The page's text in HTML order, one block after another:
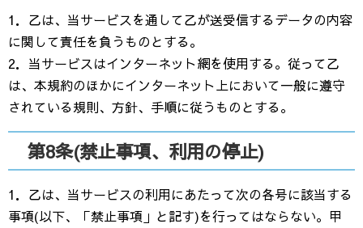
1．乙は、当サービスを通して乙が送受信するデータの内容
に関して責任を負うものとする。
2．当サービスはインターネット網を使用する。従って乙
は、本規約のほかにインターネット上において一般に遵守
されている規則、方針、手順に従うものとする。
第8条(禁止事項、利用の停止)
1．乙は、当サービスの利用にあたって次の各号に該当する
事項(以下、「禁止事項」と記す)を行ってはならない。甲